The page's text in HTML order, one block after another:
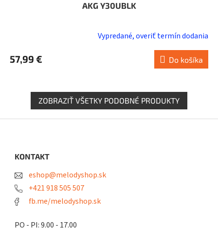
AKG Y30UBLK
Vypredané, overiť termín dodania
57,99 € Do košíka
ZOBRAZIŤ VŠETKY PODOBNÉ PRODUKTY
KONTAKT
eshop@melodyshop.sk
+421 918 505 507
fb.me/melodyshop.sk
PO - PI: 9.00 - 17.00